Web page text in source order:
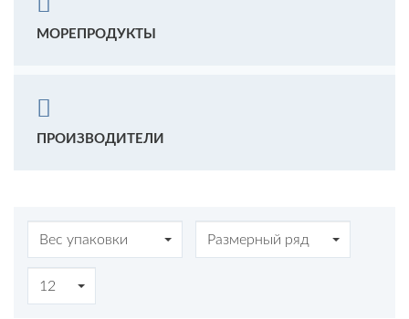
МОРЕПРОДУКТЫ
ПРОИЗВОДИТЕЛИ
Вес упаковки Размерный ряд
12